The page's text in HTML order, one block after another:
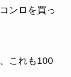
ンロを買っ
これも100